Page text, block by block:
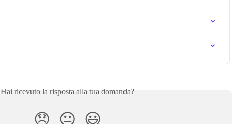
Hai ricevuto la risposta alla tua domanda?
😞 😐 😃